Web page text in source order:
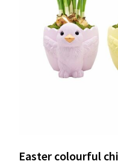
Easter colourful